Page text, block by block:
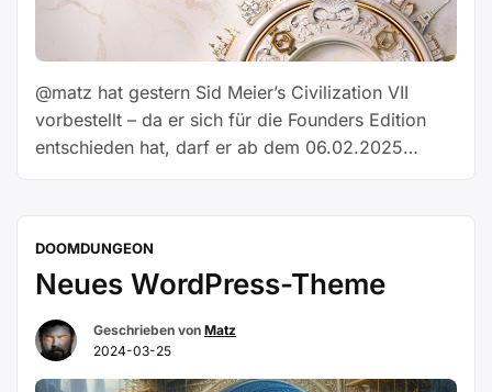
@matz hat gestern Sid Meier’s Civilization VII
vorbestellt – da er sich für die Founders Edition
entschieden hat, darf er ab dem 06.02.2025
revolutionär neuen Kapitel. Mit Sid Meier’s
Civilization® VII kannst du das größte Reich
DOOMDUNGEON
Neues WordPress-Theme
Geschrieben von Matz
2024-03-25